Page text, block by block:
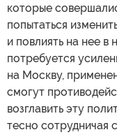
которые
попытаться
и повлиять на нее
потребуется
на Москву,
смогут
возглавить эту
тесно сотрудничая